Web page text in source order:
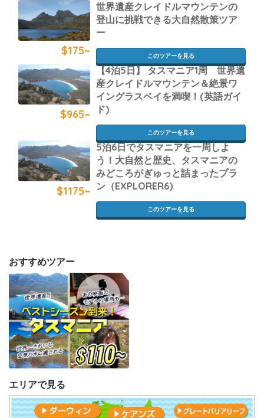
$175~
世界遺産クレイドルマウンテンの
登山に挑戦できる大自然散策ツア
ー
このツアーを見る
$965~
【4泊5日】 タスマニア1周 世界遺
産クレイドルマウンテン＆絶景ワ
イングラスベイを満喫！(英語ガイ
ド)
このツアーを見る
$1175~
5泊6日でタスマニアを一周しよ
う！大自然と歴史、タスマニアの
みどころがぎゅっと詰まったプラ
ン（EXPLORER6)
このツアーを見る
おすすめツアー
エリアで見る